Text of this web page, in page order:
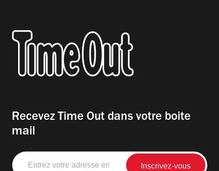
Recevez Time Out dans votre boite
mail
Entrez
votre